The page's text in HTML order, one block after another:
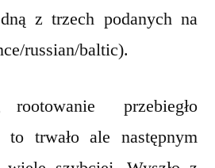
z trzech podanych na
russian/baltic).
rootowanie przebiegło
to trwało ale następnym